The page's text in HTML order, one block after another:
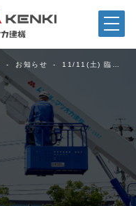
お知らせ 11/11(土) 臨…